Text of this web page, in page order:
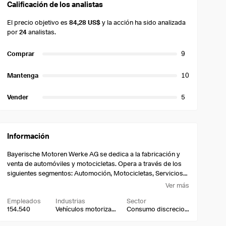
Calificación de los analistas
El precio objetivo es84,28 US$y la acción ha sido analizada
por24analistas.
Comprar 9
Mantenga 10
Vender 5
Información
Bayerische Motoren Werke AG se dedica a la fabricación y
venta de automóviles y motocicletas. Opera a través de los
siguientes segmentos: Automoción, Motocicletas, Servicios
Financieros y Otras Entidades. El segmento de Automoción
vehículos todoterreno, bajo las siguientes marcas: BMW,
MINI y Rolls-Royce, así como recambios y accesorios. El
Ver más
Empleados
154.540
Industrias
Vehículos motorizados
Sector
Consumo discrecional